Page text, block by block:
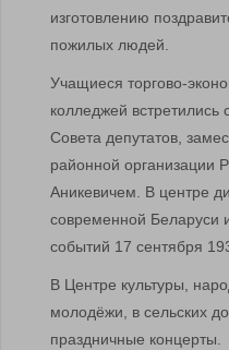
изготовлению
пожилых людей.
Учащиеся торгово-
колледжей встретились
Совета депутатов,
районной организации
Аникевичем. В центре
современной Беларуси
событий 17 сентября
В Центре культуры,
молодёжи, в сельских
праздничные концерты.